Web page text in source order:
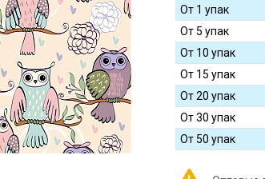
От 1 упак
От 5 упак
От 10 упак
От 15 упак
От 20 упак
От 30 упак
От 50 упак